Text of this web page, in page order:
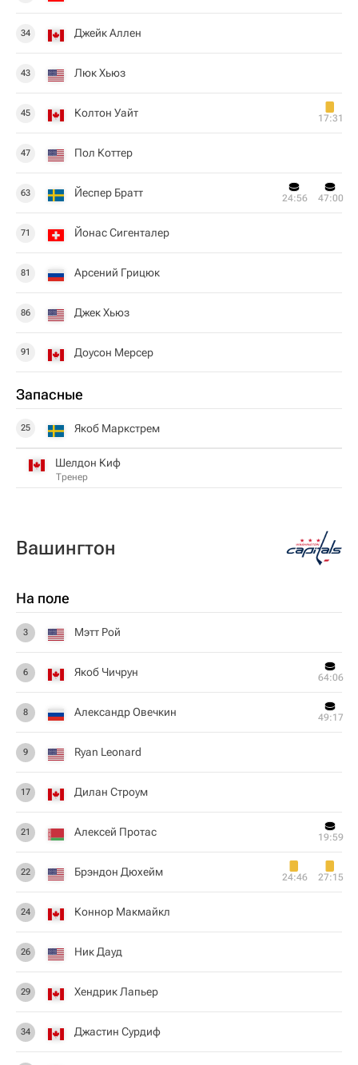
34 Джейк Аллен
43 Люк Хьюз
45 Колтон Уайт 17:31
47 Пол Коттер
63 Йеспер Братт 24:56 47:00
71 Йонас Сигенталер
81 Арсений Грицюк
86 Джек Хьюз
91 Доусон Мерсер
Запасные
25 Якоб Маркстрем
Шелдон Киф
Тренер
Вашингтон
На поле
3 Мэтт Рой
6 Якоб Чичрун 64:06
8 Александр Овечкин 49:17
9 Ryan Leonard
17 Дилан Строум
21 Алексей Протас 19:59
22 Брэндон Дюхейм 24:46 27:15
24 Коннор Макмайкл
26 Ник Дауд
29 Хендрик Лапьер
34 Джастин Сурдиф